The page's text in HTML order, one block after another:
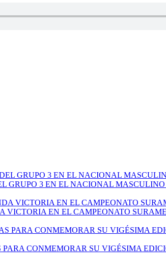
GRUPO 3 EN EL NACIONAL MASCULINO
VICTORIA EN EL CAMPEONATO
CONMEMORAR SU VIGÉSIMA